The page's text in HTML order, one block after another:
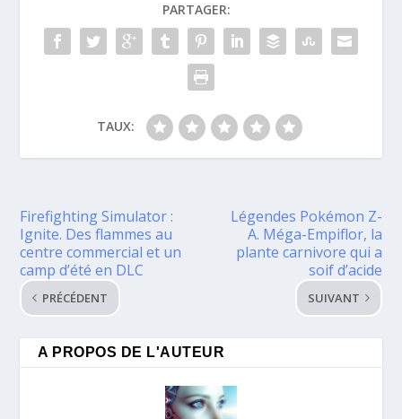
PARTAGER:
TAUX:
Firefighting Simulator :
Ignite. Des flammes au
centre commercial et un
camp d’été en DLC
PRÉCÉDENT
Légendes Pokémon Z-
A. Méga-Empiflor, la
plante carnivore qui a
soif d’acide
SUIVANT
A PROPOS DE L'AUTEUR